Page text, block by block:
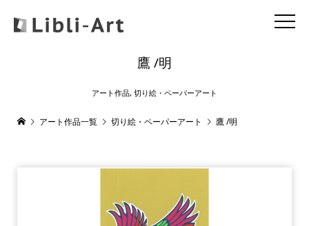
鷹 /明
アート作品, 切り絵・ペーパーアート
アート作品一覧 切り絵・ペーパーアート 鷹 /明